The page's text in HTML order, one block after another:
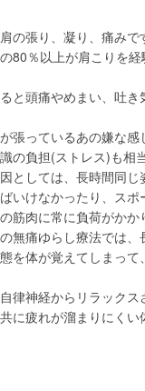
こ
の張り、凝り、痛みで
80％以上が肩こりを
と頭痛やめまい、吐
張っているあの嫌な感
の負担(ストレス)も相
としては、長時間同
いけなかったり、ス
筋肉に常に負荷がか
無痛ゆらし療法では
を体が覚えてしまっ
律神経からリラック
に疲れが溜まりにく